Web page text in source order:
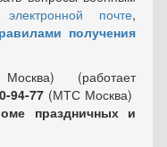
электронной почте,
получения
(работает
94-77 (МТС Москва)
праздничных и